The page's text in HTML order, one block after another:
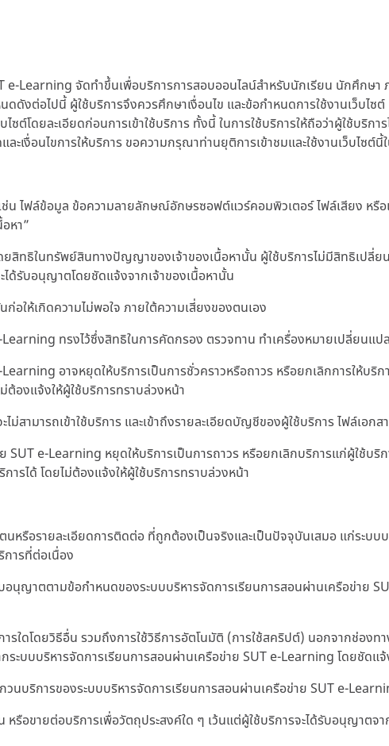
e-Learning จัดทำขึ้นเพื่อบริการการสอบออนไลน์สำหรับนักเรียน นักศึกษา
ดดังต่อไปนี้ ผู้ใช้บริการจึงควรศึกษาเงื่อนไข และข้อกำหนดการใช้งานเว็บไ
ต์โดยละเอียดก่อนการเข้าใช้บริการ ทั้งนี้ ในการใช้บริการให้ถือว่าผู้ใช้บริก
เงื่อนไขการให้บริการ ขอความกรุณาท่านยุติการเข้าชมและใช้งานเว็บไซต์นี้
น ไฟล์ข้อมูล ข้อความลายลักษณ์อักษรซอฟต์แวร์คอมพิวเตอร์ ไฟล์เสียง ห
หา”
สิทธิในทรัพย์สินทางปัญญาของเจ้าของเนื้อหานั้น ผู้ใช้บริการไม่มีสิทธิเปลี่ย
ได้รับอนุญาตโดยชัดแจ้งจากเจ้าของเนื้อหานั้น
อให้เกิดความไม่พอใจ ภายใต้ความเสี่ยงของตนเอง
ทรงไว้ซึ่งสิทธิในการคัดกรอง ตรวจทาน ทำเครื่องหมายเปลี่ยนแป
อาจหยุดให้บริการเป็นการชั่วคราวหรือถาวร หรือยกเลิกการให้บริก
องแจ้งให้ผู้ใช้บริการทราบล่วงหน้า
สามารถเข้าใช้บริการ และเข้าถึงรายละเอียดบัญชีของผู้ใช้บริการ ไฟล์เอก
e-Learning หยุดให้บริการเป็นการถาวร หรือยกเลิกบริการแก่ผู้ใช้บริ
ได้ โดยไม่ต้องแจ้งให้ผู้ใช้บริการทราบล่วงหน้า
หรือรายละเอียดการติดต่อ ที่ถูกต้องเป็นจริงและเป็นปัจจุบันเสมอ แก่ระบ
การที่ต่อเนื่อง
อนุญาตตามข้อกำหนดของระบบบริหารจัดการเรียนการสอนผ่านเครือข่าย
รใดโดยวิธีอื่น รวมถึงการใช้วิธีการอัตโนมัติ (การใช้สคริปต์) นอกจากช่องท
ระบบบริหารจัดการเรียนการสอนผ่านเครือข่าย SUT e-Learning โดยชัดแจ้
นบริการของระบบบริหารจัดการเรียนการสอนผ่านเครือข่าย SUT e-
รือขายต่อบริการเพื่อวัตถุประสงค์ใด ๆ เว้นแต่ผู้ใช้บริการจะได้รับอนุญาตจ